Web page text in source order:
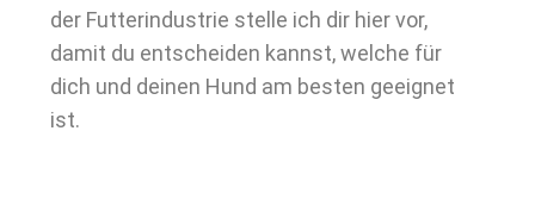
der Futterindustrie stelle ich dir hier vor,
damit du entscheiden kannst, welche für
dich und deinen Hund am besten geeignet
ist.